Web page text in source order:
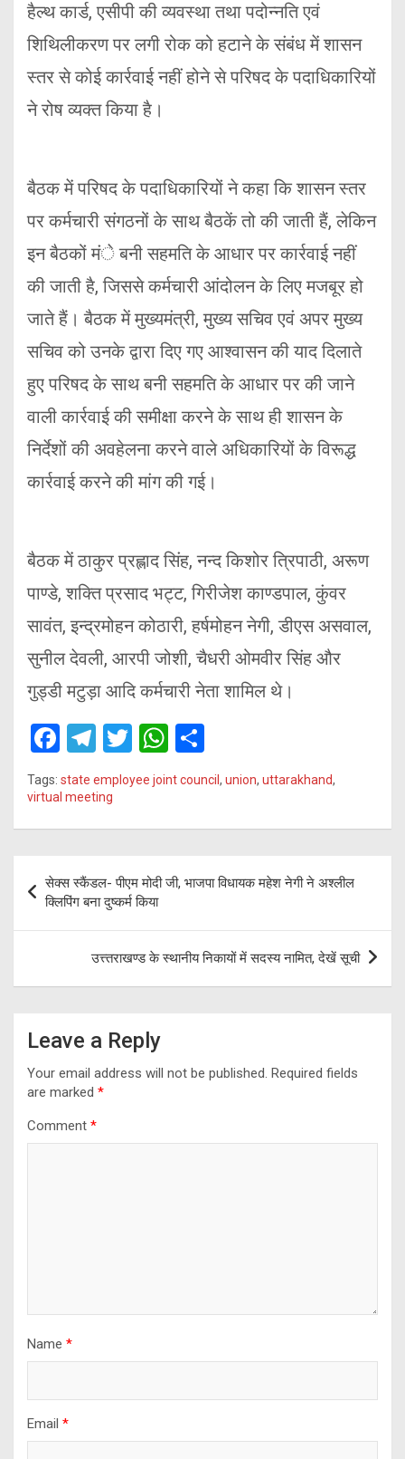
हैल्थ कार्ड, एसीपी की व्यवस्था तथा पदोन्नति एवं
शिथिलीकरण पर लगी रोक को हटाने के संबंध में शासन
स्तर से कोई कार्रवाई नहीं होने से परिषद के पदाधिकारियों
ने रोष व्यक्त किया है।
बैठक में परिषद के पदाधिकारियों ने कहा कि शासन स्तर
पर कर्मचारी संगठनों के साथ बैठकें तो की जाती हैं, लेकिन
इन बैठकों मंे बनी सहमति के आधार पर कार्रवाई नहीं
की जाती है, जिससे कर्मचारी आंदोलन के लिए मजबूर हो
जाते हैं। बैठक में मुख्यमंत्री, मुख्य सचिव एवं अपर मुख्य
सचिव को उनके द्वारा दिए गए आश्वासन की याद दिलाते
हुए परिषद के साथ बनी सहमति के आधार पर की जाने
वाली कार्रवाई की समीक्षा करने के साथ ही शासन के
निर्देशों की अवहेलना करने वाले अधिकारियों के विरूद्ध
कार्रवाई करने की मांग की गई।
बैठक में ठाकुर प्रह्लाद सिंह, नन्द किशोर त्रिपाठी, अरूण
पाण्डे, शक्ति प्रसाद भट्ट, गिरीजेश काण्डपाल, कुंवर
सावंत, इन्द्रमोहन कोठारी, हर्षमोहन नेगी, डीएस असवाल,
सुनील देवली, आरपी जोशी, चैधरी ओमवीर सिंह और
गुड्डी मटुड़ा आदि कर्मचारी नेता शामिल थे।
F
a
ce
b
o
k
T
e
gr
m
T
wi
tt
er
W
h
at
s
p
h
ar
e
Tags: state employee joint council, union, uttarakhand,
virtual meeting
Post
navigation
सेक्स स्कैंडल- पीएम मोदी जी, भाजपा विधायक महेश नेगी ने अश्लील
क्लिपिंग बना दुष्कर्म किया
उत्त्तराखण्ड के स्थानीय निकायों में सदस्य नामित, देखें सूची
Leave a Reply
Your email address will not be published. Required fields
are marked *
Comment *
Name *
Email *